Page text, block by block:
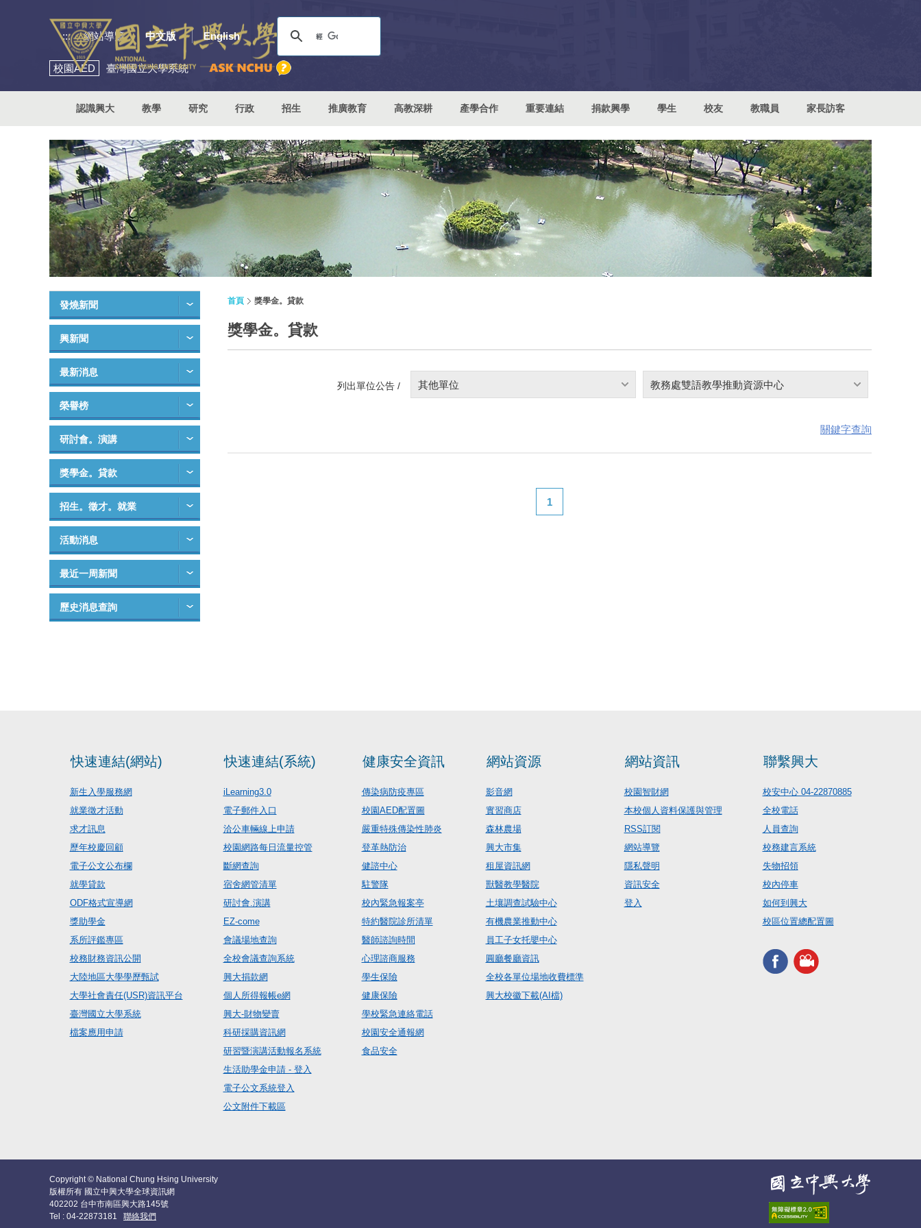
::: 網站導覽 中文版 English
校園AED 臺灣國立大學系統
認識興大 教學 研究 行政 招生 推廣教育 高教深耕 產學合作 重要連結 捐款興學 學生 校友 教職員 家長訪客
發燒新聞
興新聞
最新消息
榮譽榜
研討會。演講
獎學金。貸款
招生。徵才。就業
活動消息
最近一周新聞
歷史消息查詢
首頁 獎學金。貸款
獎學金。貸款
列出單位公告 / 其他單位 教務處雙語教學推動資源中心
關鍵字查詢
1
快速連結(網站)
新生入學服務網
就業徵才活動
求才訊息
歷年校慶回顧
電子公文公布欄
就學貸款
ODF格式宣導網
獎助學金
系所評鑑專區
校務財務資訊公開
大陸地區大學學歷甄試
大學社會責任(USR)資訊平台
臺灣國立大學系統
檔案應用申請
快速連結(系統)
iLearning3.0
電子郵件入口
洽公車輛線上申請
校園網路每日流量控管
斷網查詢
宿舍網管清單
研討會.演講
EZ-come
會議場地查詢
全校會議查詢系統
興大捐款網
個人所得報帳e網
興大-財物變賣
科研採購資訊網
研習暨演講活動報名系統
生活助學金申請 - 登入
電子公文系統登入
公文附件下載區
健康安全資訊
傳染病防疫專區
校園AED配置圖
嚴重特殊傳染性肺炎
登革熱防治
健諮中心
駐警隊
校內緊急報案亭
特約醫院診所清單
醫師諮詢時間
心理諮商服務
學生保險
健康保險
學校緊急連絡電話
校園安全通報網
食品安全
網站資源
影音網
實習商店
森林農場
興大市集
租屋資訊網
獸醫教學醫院
土壤調查試驗中心
有機農業推動中心
員工子女托嬰中心
圓廳餐廳資訊
全校各單位場地收費標準
興大校徽下載(AI檔)
網站資訊
校園智財網
本校個人資料保護與管理
RSS訂閱
網站導覽
隱私聲明
資訊安全
登入
聯繫興大
校安中心 04-22870885
全校電話
人員查詢
校務建言系統
失物招領
校內停車
如何到興大
校區位置總配置圖
Copyright © National Chung Hsing University
版權所有 國立中興大學全球資訊網
402202 台中市南區興大路145號
Tel : 04-22873181 聯絡我們